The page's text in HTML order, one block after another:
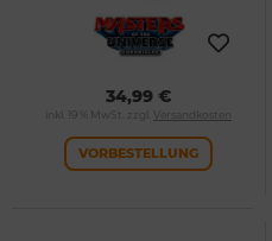
34,99 €
inkl. 19 % MwSt. zzgl. Versandkosten
VORBESTELLUNG